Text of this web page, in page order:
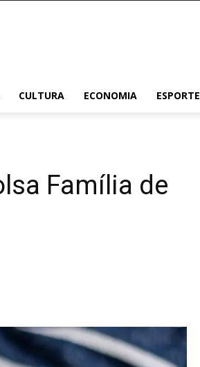
CULTURA ECONOMIA ESPORTE
Família de